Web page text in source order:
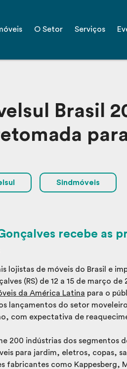
O Setor Serviços
Brasil
Sindmóveis
recebe as
lojistas de móveis do Brasil e
(RS) de 12 a 15 de março
da América Latina para o
lançamentos do setor
com expectativa de
200 indústrias dos segmentos
para jardim, eletros, copas,
fabricantes como Kappesberg,